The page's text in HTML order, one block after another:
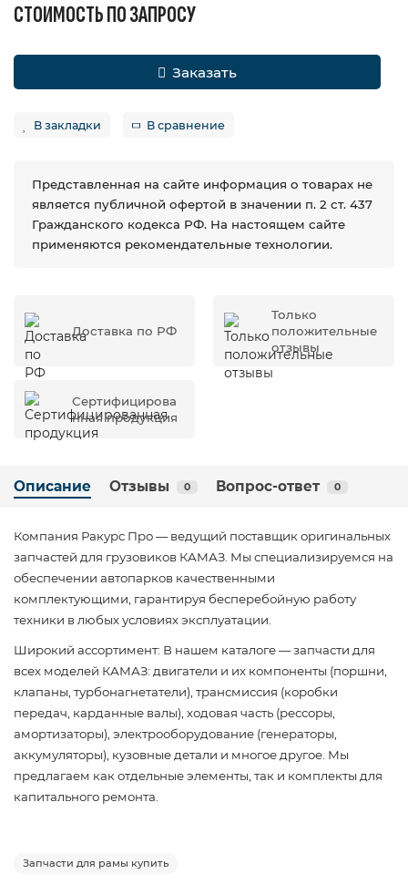
СТОИМОСТЬ ПО ЗАПРОСУ
Заказать
В закладки В сравнение
Представленная на сайте информация о товарах не
является публичной офертой в значении п. 2 ст. 437
Гражданского кодекса РФ. На настоящем сайте
применяются рекомендательные технологии.
Доставка по РФ
Только
положительные
отзывы
Сертифицирова
нная продукция
Описание Отзывы 0 Вопрос-ответ 0
Компания Ракурс Про — ведущий поставщик оригинальных
запчастей для грузовиков КАМАЗ. Мы специализируемся на
обеспечении автопарков качественными
комплектующими, гарантируя бесперебойную работу
техники в любых условиях эксплуатации.
Широкий ассортимент: В нашем каталоге — запчасти для
всех моделей КАМАЗ: двигатели и их компоненты (поршни,
клапаны, турбонагнетатели), трансмиссия (коробки
передач, карданные валы), ходовая часть (рессоры,
амортизаторы), электрооборудование (генераторы,
аккумуляторы), кузовные детали и многое другое. Мы
предлагаем как отдельные элементы, так и комплекты для
капитального ремонта.
Запчасти для рамы купить